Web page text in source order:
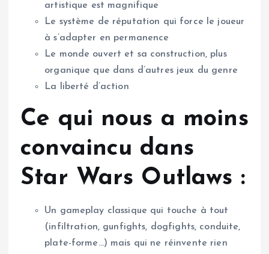
artistique est magnifique
Le système de réputation qui force le joueur
à s’adapter en permanence
Le monde ouvert et sa construction, plus
organique que dans d’autres jeux du genre
La liberté d’action
Ce qui nous a moins
convaincu dans
Star Wars Outlaws :
Un gameplay classique qui touche à tout
(infiltration, gunfights, dogfights, conduite,
plate-forme…) mais qui ne réinvente rien